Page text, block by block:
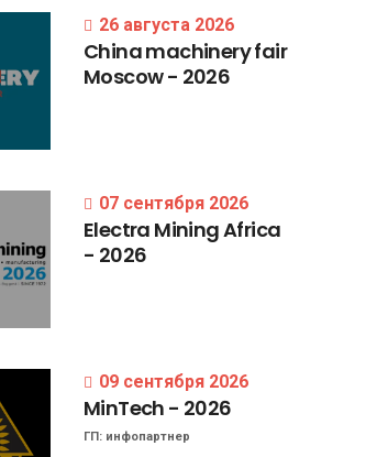
26 августа 2026
Chinamachineryfair
Moscow- 2026
07 сентября 2026
Electra MiningAfrica
- 2026
09 сентября 2026
MinTech - 2026
ГП: инфопартнер